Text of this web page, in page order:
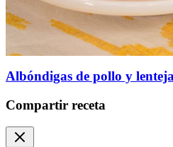
Albóndigas de pollo y
Compartir receta